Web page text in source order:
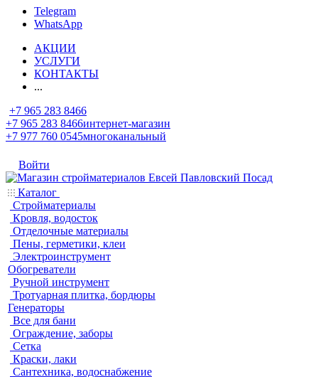
Telegram
WhatsApp
АКЦИИ
УСЛУГИ
КОНТАКТЫ
...
+7 965 283 8466
+7 965 283 8466интернет-магазин
+7 977 760 0545многоканальный
Войти
Каталог
Стройматериалы
Кровля, водосток
Отделочные материалы
Пены, герметики, клеи
Электроинструмент
Обогреватели
Ручной инструмент
Тротуарная плитка, бордюры
Генераторы
Все для бани
Ограждение, заборы
Сетка
Краски, лаки
Сантехника, водоснабжение